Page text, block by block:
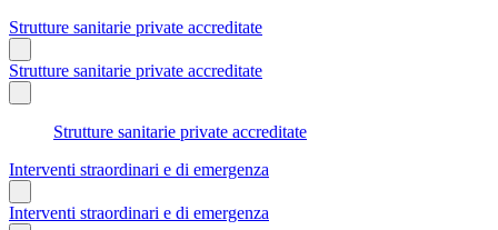
Strutture sanitarie private accreditate
Strutture sanitarie private accreditate
Strutture sanitarie private accreditate
Interventi straordinari e di emergenza
Interventi straordinari e di emergenza